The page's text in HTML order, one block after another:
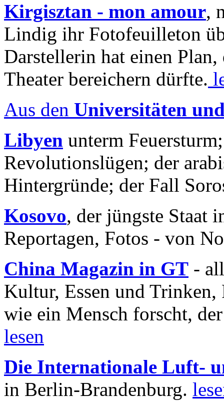
Kirgisztan - mon amour,
Lindig ihr Fotofeuilleton
Darstellerin hat einen Plan,
Theater bereichern dürfte.
Aus den Universitäten
Libyen unterm
Revolutionslügen; der
Hintergründe; der Fall
Kosovo, der jüngste Staat
Reportagen, Fotos - von
China Magazin in GT -
Kultur, Essen und
wie ein Mensch forscht,
lesen
Die Internationale Luft-
in Berlin-Brandenburg.